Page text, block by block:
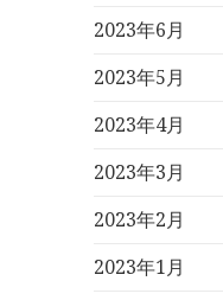
2023年6月
2023年5月
2023年4月
2023年3月
2023年2月
2023年1月